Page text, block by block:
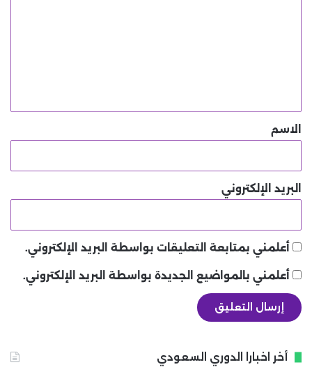
*الاسم
البريد الإلكتروني
أعلمني بمتابعة التعليقات بواسطة البريد الإلكتروني.
أعلمني بالمواضيع الجديدة بواسطة البريد الإلكتروني.
أخر اخبارا الدوري السعودي